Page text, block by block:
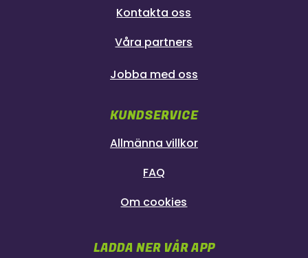
Kontakta oss
Våra partners
Jobba med oss
KUNDSERVICE
Allmänna villkor
FAQ
Om cookies
LADDA NER VÅR APP